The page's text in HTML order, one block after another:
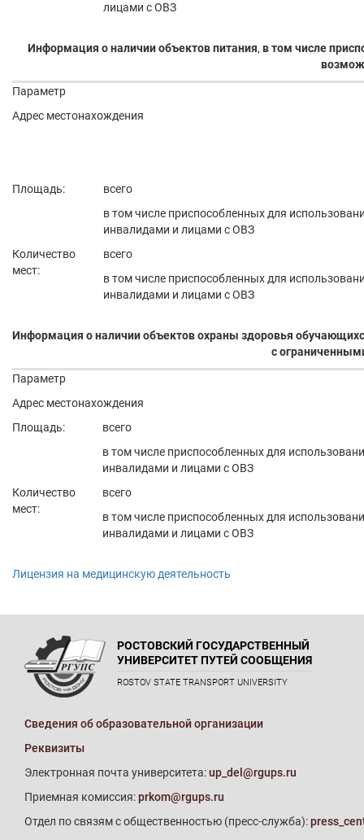
лицами с ОВЗ
Информация о наличии объектов питания, в том числе
Параметр
Адрес местонахождения
Площадь:
всего
в том числе приспособленных для
инвалидами и лицами с ОВЗ
Количество
мест:
всего
в том числе приспособленных для
инвалидами и лицами с ОВЗ
Информация о наличии объектов охраны здоровья
с
Параметр
Адрес местонахождения
Площадь:
всего
в том числе приспособленных для
инвалидами и лицами с ОВЗ
Количество
мест:
всего
в том числе приспособленных для
инвалидами и лицами с ОВЗ
Лицензия на медицинскую деятельность
РОСТОВСКИЙ ГОСУДАРСТВЕННЫЙ
УНИВЕРСИТЕТ ПУТЕЙ СООБЩЕНИЯ
ROSTOV STATE TRANSPORT UNIVERSITY
Сведения об образовательной организации
Реквизиты
Электронная почта университета:up_del@rgups.ru
Приемная комиссия:prkom@rgups.ru
Отдел по связям с общественностью (пресс-служба):